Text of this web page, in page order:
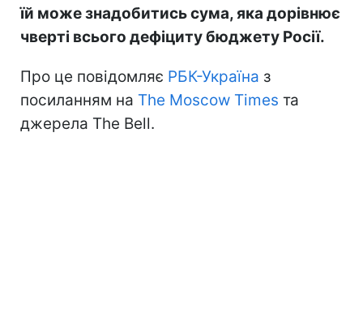
їй може знадобитись сума, яка дорівнює
чверті всього дефіциту бюджету Росії.
Про це повідомляє РБК-Україна з
посиланням на The Moscow Times та
джерела The Bell.